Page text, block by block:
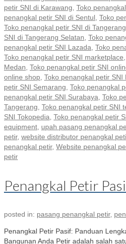
petir SNI di Karawang, Toko
penangkal petir SNI di Sentul, Toko
Toko penangkal petir SNI di
SNI di Tangerang Selatan, Toko
penangkal petir SNI Lazada, Toko
Toko penangkal petir SNI marketplace,
Medan, Toko penangkal petir SNI
online shop, Toko penangkal petir SNI
petir SNI Semarang, Toko penangkal
penangkal petir SNI Surabaya, Toko
Tangerang, Toko penangkal petir SNI
SNI Tokopedia, Toko penangkal petir
equipment, upah pasang penangkal
petir, website distributor penangkal
penangkal petir, Website penangkal
petir
Penangkal Petir
posted in: pasang penangkal petir,
Penangkal Petir Pasif: Panduan
Bangunan Anda Petir adalah salah